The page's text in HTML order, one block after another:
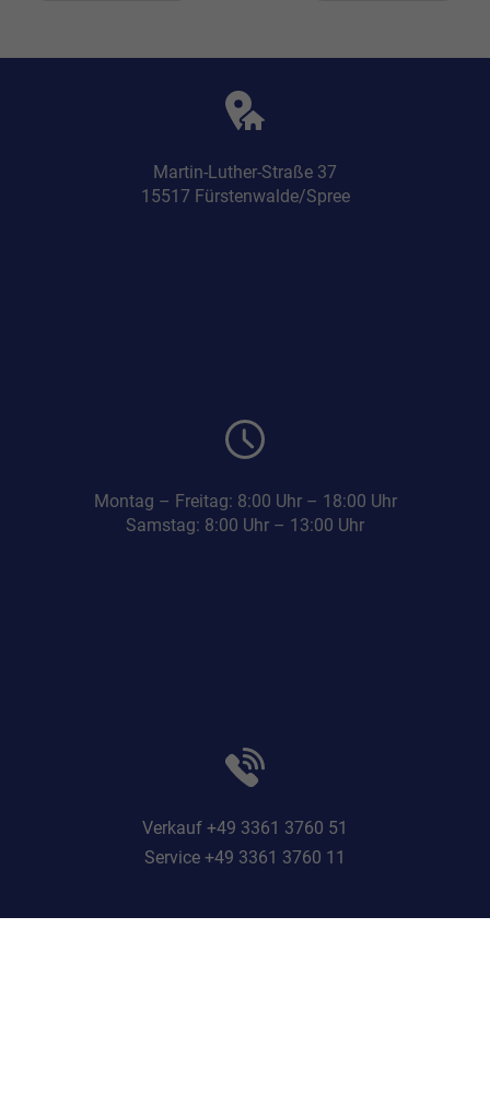
Martin-Luther-Straße 37
15517 Fürstenwalde/Spree
Montag – Freitag: 8:00 Uhr – 18:00 Uhr
Samstag: 8:00 Uhr – 13:00 Uhr
Verkauf +49 3361 3760 51
Service +49 3361 3760 11